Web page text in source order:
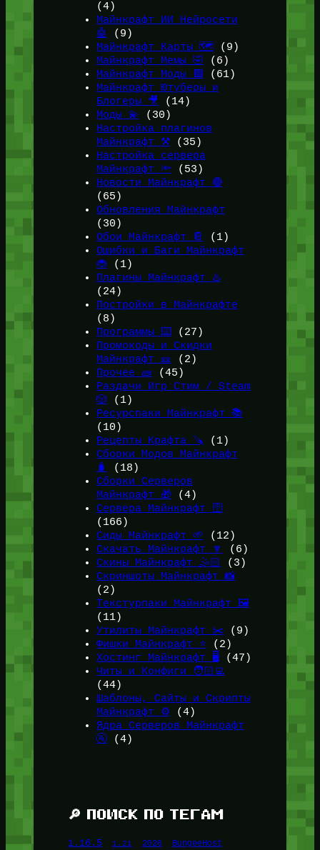
(4)
Майнкрафт ИИ Нейросети
🤖
(9)
Майнкрафт Карты 🗺️(9)
Майнкрафт Мемы 🤣 (6)
Майнкрафт Моды 🟩 (61)
Майнкрафт Ютуберы и
Блогеры 🎥
(14)
Моды 💫
(30)
Настройка плагинов
Майнкрафт ⚒️(35)
Настройка сервера
Майнкрафт 🔦 (53)
Новости Майнкрафт 🔴
(65)
Обновления Майнкрафт
(30)
Обои Майнкрафт 📔
(1)
Ошибки и Баги Майнкрафт
🐞(1)
Плагины Майнкрафт ♨️
(24)
Постройки в Майнкрафте
(8)
Программы ⌨️(27)
Промокоды и Скидки
Майнкрафт 🎫
(2)
Прочее 🧱 (45)
Раздачи Игр Стим / Steam
🎲 (1)
Ресурспаки Майнкрафт 📚
(10)
Рецепты Крафта 🪚 (1)
Сборки Модов Майнкрафт
🧳
(18)
Сборки Серверов
Майнкрафт 🎁 (4)
Сервера Майнкрафт 🛜
(166)
Сиды Майнкрафт 🌱
(12)
Скачать Майнкрафт 🔽
(6)
Скины Майнкрафт 🤹🏻
(3)
Скриншоты Майнкрафт 📸
(2)
Текстурпаки Майнкрафт 🖼️
(11)
Утилиты Майнкрафт ✂️ (9)
Фишки Майнкрафт ⭐(2)
Хостинг Майнкрафт 🖥️ (47)
Читы и Конфиги 🧑🏻‍💻
(44)
Шаблоны, Сайты и Скрипты
Майнкрафт ⚙️ (4)
Ядра Серверов Майнкрафт
🚰(4)
🔎 ПОИСК ПО ТЕГАМ
1.16.5 1.21 2026 BungeeHost